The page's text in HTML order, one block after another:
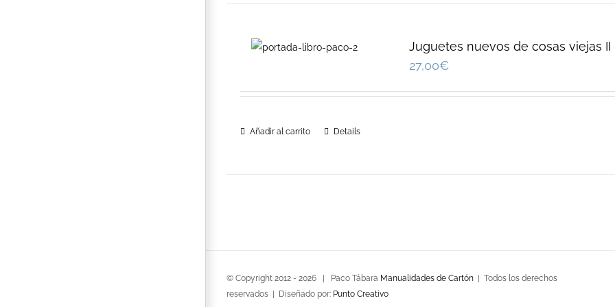
Juguetes nuevos de cosas viejas II
27,00€
Añadir al carrito Details
© Copyright 2012 - 2026 | Paco Tábara Manualidades de Cartón | Todos los derechos
reservados | Diseñado por: Punto Creativo